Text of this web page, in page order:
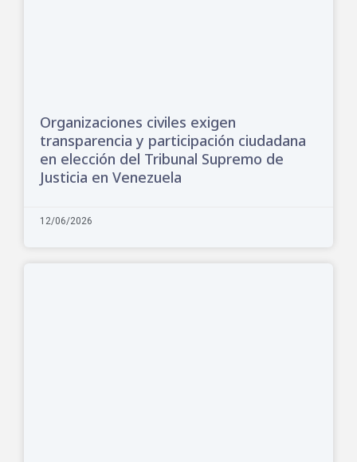
Organizaciones civiles exigen
transparencia y participación ciudadana
en elección del Tribunal Supremo de
Justicia en Venezuela
12/06/2026